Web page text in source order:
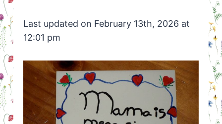
Last updated on February 13th, 2026 at
12:01 pm